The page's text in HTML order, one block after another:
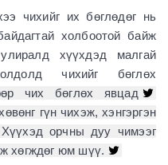
чихийг их бөглөдөг нь
холбоотой байж
хүүхдэд малгай
чихийг бөглөх
чих бөглөх явцад
гүн чихэж, хэнгэргэн
Хүүхэд орчны дуу чимээг
хөгждөг юм шүү.